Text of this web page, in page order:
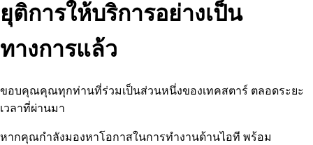
ยุติการให้บริการอย่างเป็น
ทางการแล้ว
ขอบคุณคุณทุกท่านที่ร่วมเป็นส่วนหนึ่งของเทคสตาร์ ตลอดระยะ
เวลาที่ผ่านมา
หากคุณกำลังมองหาโอกาสในการทำงานด้านไอที พร้อม